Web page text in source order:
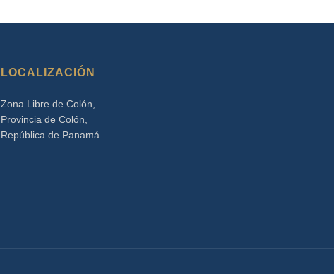
LOCALIZACIÓN
Zona Libre de Colón,
Provincia de Colón,
República de Panamá